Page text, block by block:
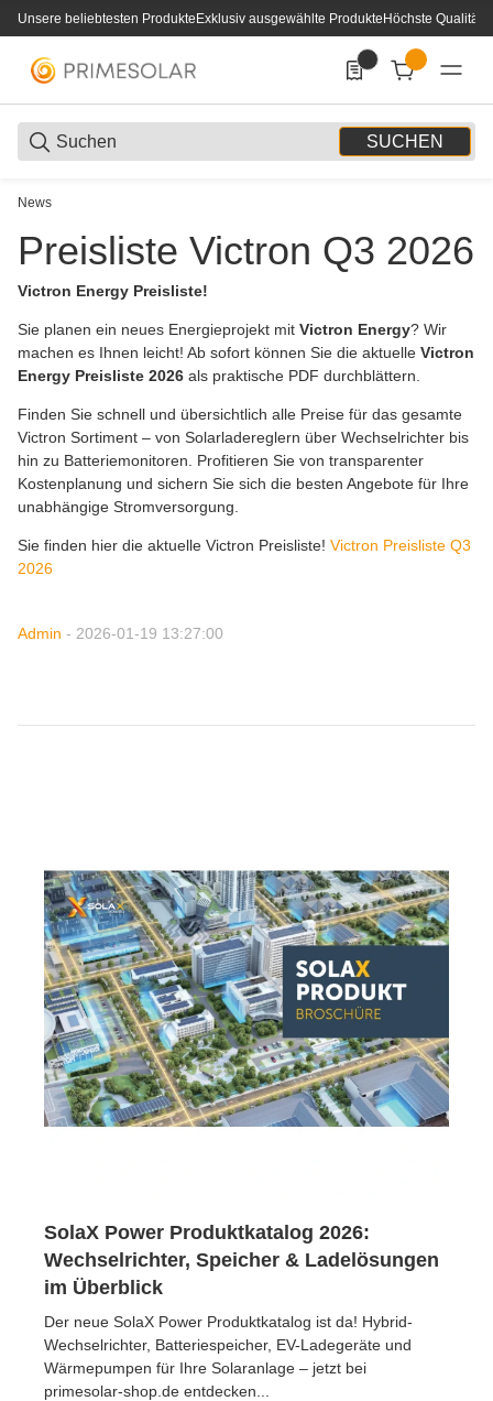
Unsere beliebtesten ProdukteExklusiv ausgewählte ProdukteHöchste Qualität
SUCHEN
0 Produkte in der
News
Preisliste Victron Q3 2026
Victron Energy Preisliste!
Sie planen ein neues Energieprojekt mit Victron Energy? Wir
machen es Ihnen leicht! Ab sofort können Sie die aktuelle Victron
Energy Preisliste 2026 als praktische PDF durchblättern.
Finden Sie schnell und übersichtlich alle Preise für das gesamte
Victron Sortiment – von Solarladereglern über Wechselrichter bis
hin zu Batteriemonitoren. Profitieren Sie von transparenter
Kostenplanung und sichern Sie sich die besten Angebote für Ihre
unabhängige Stromversorgung.
Sie finden hier die aktuelle Victron Preisliste! Victron Preisliste Q3
2026
Admin - 2026-01-19 13:27:00
SolaX Power Produktkatalog 2026:
Wechselrichter, Speicher & Ladelösungen
im Überblick
Der neue SolaX Power Produktkatalog ist da! Hybrid-
Wechselrichter, Batteriespeicher, EV-Ladegeräte und
Wärmepumpen für Ihre Solaranlage – jetzt bei
primesolar-shop.de entdecken...